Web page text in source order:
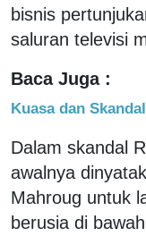
bisnis
saluran televisi
Baca Juga :
Kuasa dan
Dalam skandal
awalnya
Mahroug untuk
berusia di